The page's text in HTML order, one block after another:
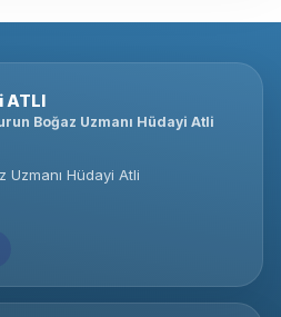
ATLI
Boğaz Uzmanı Hüdayi Atli
Uzmanı Hüdayi Atli